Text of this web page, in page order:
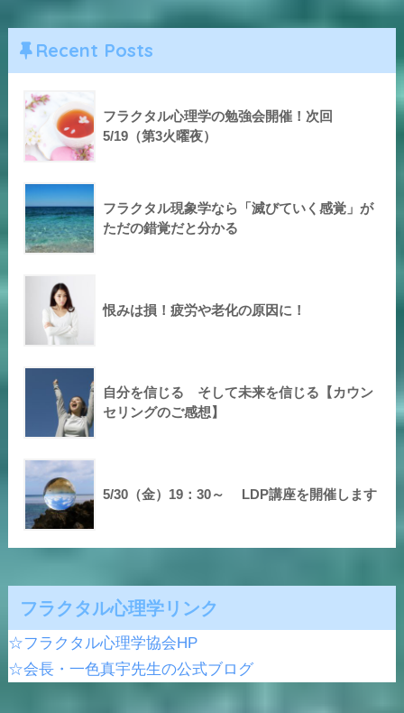
Recent Posts
フラクタル心理学の勉強会開催！次回
5/19（第3火曜夜）
フラクタル現象学なら「滅びていく感覚」が
ただの錯覚だと分かる
恨みは損！疲労や老化の原因に！
自分を信じる そして未来を信じる【カウン
セリングのご感想】
5/30（金）19：30～ LDP講座を開催します
フラクタル心理学リンク
☆フラクタル心理学協会HP
☆会長・一色真宇先生の公式ブログ